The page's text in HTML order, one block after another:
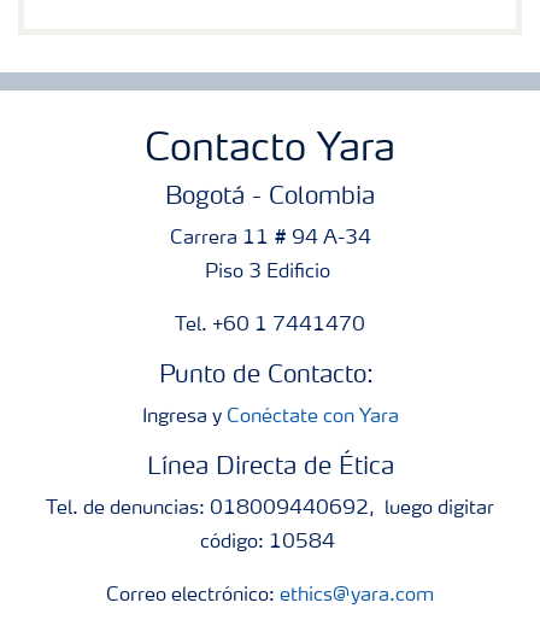
Contacto Yara
Bogotá - Colombia
Carrera 11 # 94 A-34
Piso 3 Edificio
Tel. +60 1 7441470
Punto de Contacto:
Ingresa y Conéctate con Yara
Línea Directa de Ética
Tel. de denuncias: 018009440692, luego digitar
código: 10584
Correo electrónico: ethics@yara.com